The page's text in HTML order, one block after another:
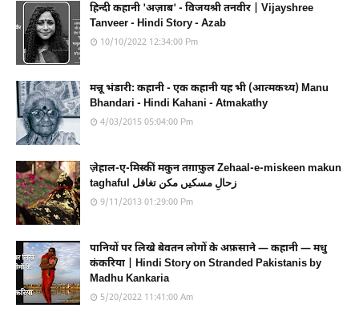
हिन्दी कहानी 'अज़ाब' - विजयश्री तनवीर | Vijayshree
Tanveer - Hindi Story - Azab
10/10/2022 12:34:00 Pm
मन्नू भंडारी: कहानी - एक कहानी यह भी (आत्मकथ्य) Manu
Bhandari - Hindi Kahani - Atmakathy
4/03/2015 05:04:00 Pm
ज़ेहाल-ए-मिस्कीं मकुन तग़ाफ़ुल Zehaal-e-miskeen makun
taghaful زحالِ مسکیں مکن تغافل
9/11/2013 01:29:00 Pm
पानियों पर लिखे बेवतन लोगों के अफ़साने — कहानी — मधु
कंकरिया | Hindi Story on Stranded Pakistanis by
Madhu Kankaria
5/20/2022 11:41:00 Am